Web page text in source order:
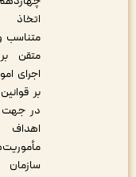
اتخاذ تدابیر
متناسب و نظارت
متقن بر حسن
اجرای امور مبتنی
بر قوانین مصوب
در جهت پیشبرد
اهداف و
مأموریت‌های
سازمان اقدام